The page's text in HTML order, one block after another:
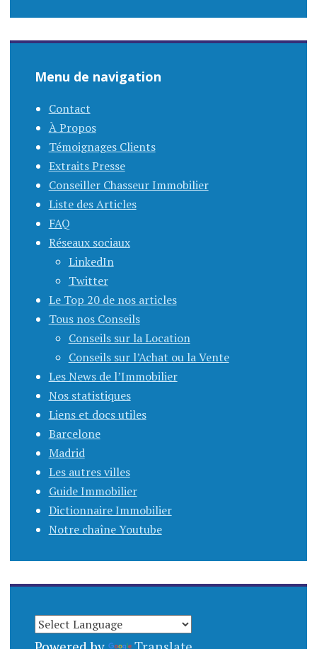
Menu de navigation
Contact
À Propos
Témoignages Clients
Extraits Presse
Conseiller Chasseur Immobilier
Liste des Articles
FAQ
Réseaux sociaux
LinkedIn
Twitter
Le Top 20 de nos articles
Tous nos Conseils
Conseils sur la Location
Conseils sur l’Achat ou la Vente
Les News de l’Immobilier
Nos statistiques
Liens et docs utiles
Barcelone
Madrid
Les autres villes
Guide Immobilier
Dictionnaire Immobilier
Notre chaîne Youtube